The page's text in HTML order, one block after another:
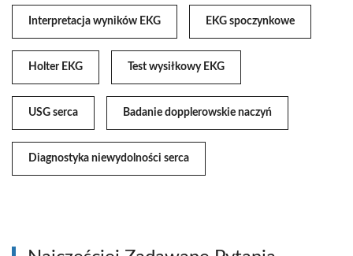
Interpretacja wyników EKG EKG spoczynkowe
Holter EKG Test wysiłkowy EKG
USG serca Badanie dopplerowskie naczyń
Diagnostyka niewydolności serca